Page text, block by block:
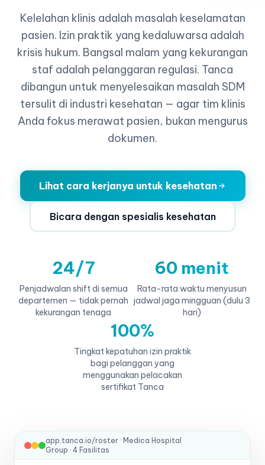
Kelelahan klinis adalah masalah keselamatan
pasien. Izin praktik yang kedaluwarsa adalah
krisis hukum. Bangsal malam yang kekurangan
staf adalah pelanggaran regulasi. Tanca
dibangun untuk menyelesaikan masalah SDM
tersulit di industri kesehatan — agar tim klinis
Anda fokus merawat pasien, bukan mengurus
dokumen.
Lihat cara kerjanya untuk kesehatan
Bicara dengan spesialis kesehatan
24/7
Penjadwalan shift di semua
departemen — tidak pernah
kekurangan tenaga
60 menit
Rata-rata waktu menyusun
jadwal jaga mingguan (dulu 3
hari)
100%
Tingkat kepatuhan izin praktik
bagi pelanggan yang
menggunakan pelacakan
sertifikat Tanca
app.tanca.io/roster · Medica Hospital
Group · 4 Fasilitas